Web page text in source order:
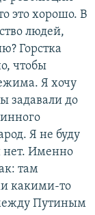
это хорошо. В
людей,
Горстка
чтобы
Я хочу
задавали до
Я не буду
нет. Именно
там
какими-то
Путиным